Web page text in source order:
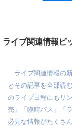
ライブ関連情報ピ
ライブ関連情報の
とその記事を全部読
のライブ日程にもリ
売」「臨時バス」「
必見な情報がたくさん